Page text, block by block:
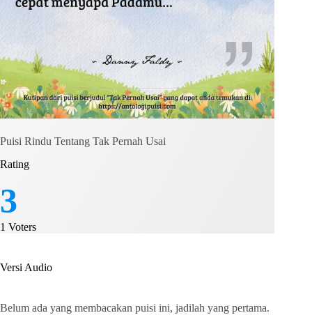
Puisi Rindu Tentang Tak Pernah Usai
Rating
3
1 Voters
Versi Audio
Belum ada yang membacakan puisi ini, jadilah yang pertama.